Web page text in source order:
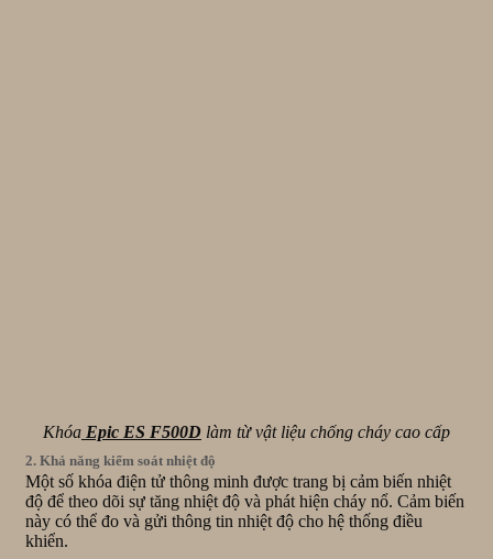
Khóa Epic ES F500D làm từ vật liệu chống cháy cao cấp
2. Khả năng kiểm soát nhiệt độ
Một số khóa điện tử thông minh được trang bị cảm biến nhiệt
độ để theo dõi sự tăng nhiệt độ và phát hiện cháy nổ. Cảm biến
này có thể đo và gửi thông tin nhiệt độ cho hệ thống điều
khiển.